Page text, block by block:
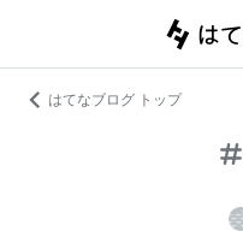
はてなブログ トップ